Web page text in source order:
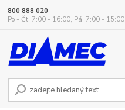
800 888 020
Po - Čt: 7:00 - 16:00, Pá: 7:00 - 15:00